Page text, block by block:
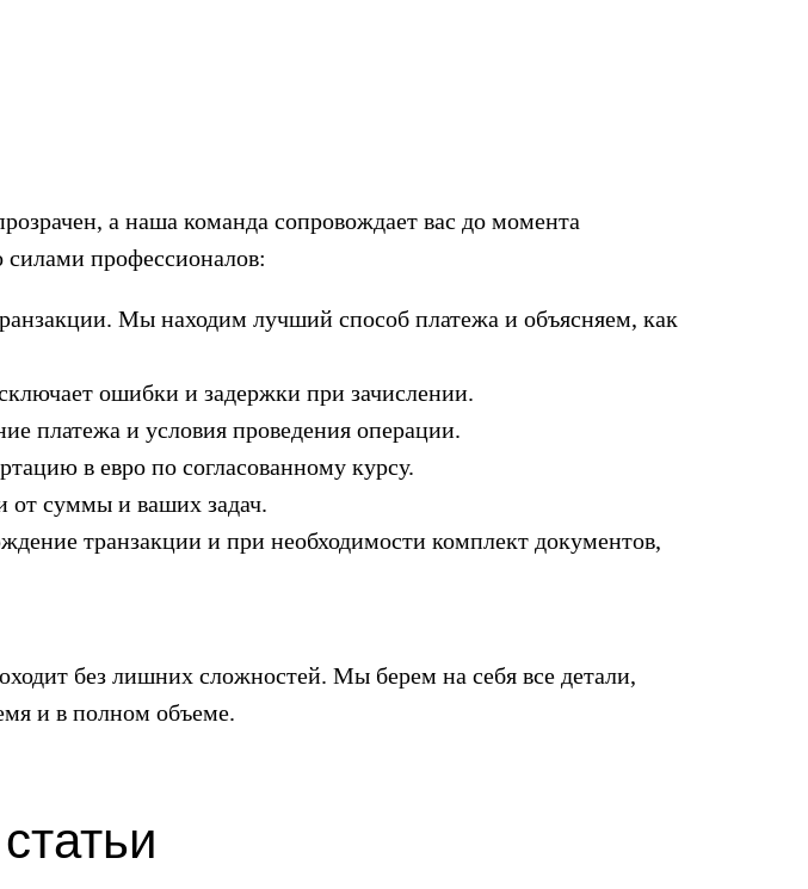
а наша команда сопровождает вас до момента
профессионалов:
Мы находим лучший способ платежа и объясняем, как
ошибки и задержки при зачислении.
платежа и условия проведения операции.
в евро по согласованному курсу.
от суммы и ваших задач.
транзакции и при необходимости комплект документов,
без лишних сложностей. Мы берем на себя все детали,
и в полном объеме.